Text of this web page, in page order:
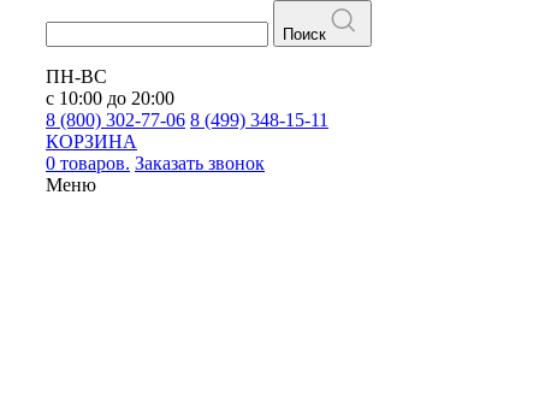
Поиск
ПН-ВС
с 10:00 до 20:00
8 (800) 302-77-06 8 (499) 348-15-11
КОРЗИНА
0 товаров. Заказать звонок
Меню